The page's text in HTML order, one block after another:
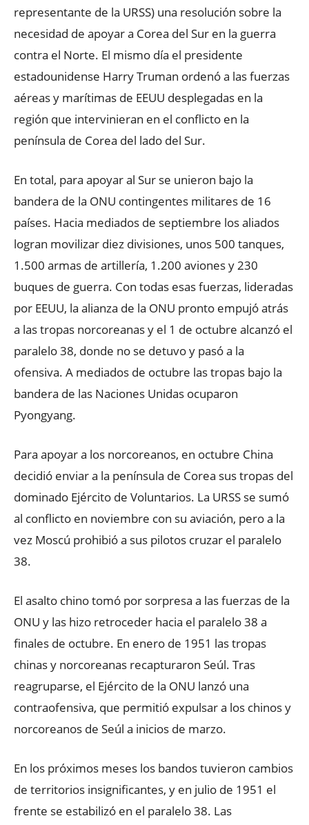
representante de la URSS) una resolución sobre la
necesidad de apoyar a Corea del Sur en la guerra
contra el Norte. El mismo día el presidente
estadounidense Harry Truman ordenó a las fuerzas
aéreas y marítimas de EEUU desplegadas en la
región que intervinieran en el conflicto en la
península de Corea del lado del Sur.
En total, para apoyar al Sur se unieron bajo la
bandera de la ONU contingentes militares de 16
países. Hacia mediados de septiembre los aliados
logran movilizar diez divisiones, unos 500 tanques,
1.500 armas de artillería, 1.200 aviones y 230
buques de guerra. Con todas esas fuerzas, lideradas
por EEUU, la alianza de la ONU pronto empujó atrás
a las tropas norcoreanas y el 1 de octubre alcanzó el
paralelo 38, donde no se detuvo y pasó a la
ofensiva. A mediados de octubre las tropas bajo la
bandera de las Naciones Unidas ocuparon
Pyongyang.
Para apoyar a los norcoreanos, en octubre China
decidió enviar a la península de Corea sus tropas del
dominado Ejército de Voluntarios. La URSS se sumó
al conflicto en noviembre con su aviación, pero a la
vez Moscú prohibió a sus pilotos cruzar el paralelo
38.
El asalto chino tomó por sorpresa a las fuerzas de la
ONU y las hizo retroceder hacia el paralelo 38 a
finales de octubre. En enero de 1951 las tropas
chinas y norcoreanas recapturaron Seúl. Tras
reagruparse, el Ejército de la ONU lanzó una
contraofensiva, que permitió expulsar a los chinos y
norcoreanos de Seúl a inicios de marzo.
En los próximos meses los bandos tuvieron cambios
de territorios insignificantes, y en julio de 1951 el
frente se estabilizó en el paralelo 38. Las